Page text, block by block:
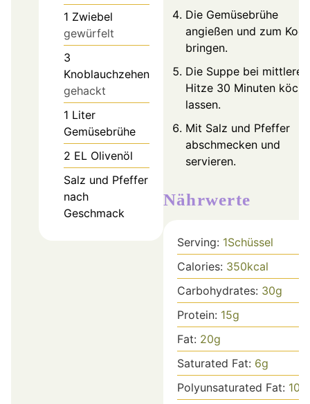
1 Zwiebel
gewürfelt
3
Knoblauchzehen
gehackt
1 Liter
Gemüsebrühe
2 EL Olivenöl
Salz und Pfeffer
nach
Geschmack
Die Gemüsebrühe
angießen und zum
bringen.
Die Suppe bei mittlerer
Hitze 30 Minuten
lassen.
Mit Salz und Pfeffer
abschmecken und
servieren.
Nährwerte
Serving: 1Schüssel
Calories: 350kcal
Carbohydrates: 30g
Protein: 15g
Fat: 20g
Saturated Fat: 6g
Polyunsaturated Fat: 10